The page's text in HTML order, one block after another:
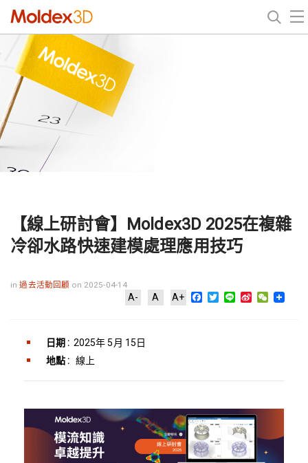
【線上研討會】Moldex3D 2025在複雜
冷卻水路快速建模處理應用技巧
in過去活動回顧 on 2025-04-14
A- A A+ Facebook
Twitter
Line Sina WeChat
日期 : 2025年 5月 15日
地點 : 線上